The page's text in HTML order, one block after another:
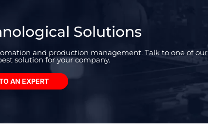
Solutions
and production management. Talk to one of our
solution for your company.
AN EXPERT